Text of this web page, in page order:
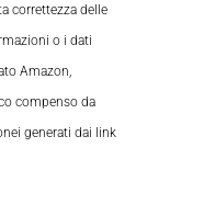
correttezza delle
o i dati
Amazon,
compenso da
generati dai link